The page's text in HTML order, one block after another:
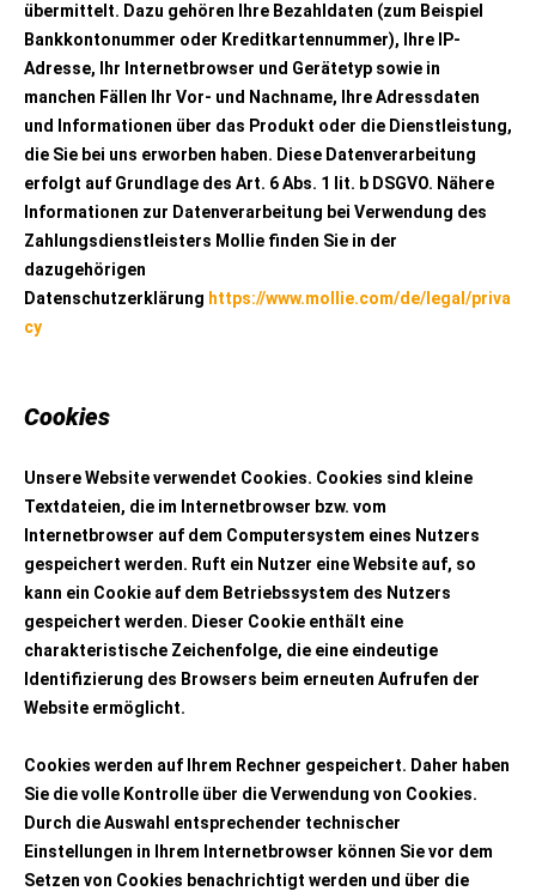
übermittelt. Dazu gehören Ihre Bezahldaten (zum Beispiel
Bankkontonummer oder Kreditkartennummer), Ihre IP-
Adresse, Ihr Internetbrowser und Gerätetyp sowie in
manchen Fällen Ihr Vor- und Nachname, Ihre Adressdaten
und Informationen über das Produkt oder die Dienstleistung,
die Sie bei uns erworben haben. Diese Datenverarbeitung
erfolgt auf Grundlage des Art. 6 Abs. 1 lit. b DSGVO. Nähere
Informationen zur Datenverarbeitung bei Verwendung des
Zahlungsdienstleisters Mollie finden Sie in der
dazugehörigen
Datenschutzerklärung https://www.mollie.com/de/legal/priva
cy
Cookies
Unsere Website verwendet Cookies. Cookies sind kleine
Textdateien, die im Internetbrowser bzw. vom
Internetbrowser auf dem Computersystem eines Nutzers
gespeichert werden. Ruft ein Nutzer eine Website auf, so
kann ein Cookie auf dem Betriebssystem des Nutzers
gespeichert werden. Dieser Cookie enthält eine
charakteristische Zeichenfolge, die eine eindeutige
Identifizierung des Browsers beim erneuten Aufrufen der
Website ermöglicht.
Cookies werden auf Ihrem Rechner gespeichert. Daher haben
Sie die volle Kontrolle über die Verwendung von Cookies.
Durch die Auswahl entsprechender technischer
Einstellungen in Ihrem Internetbrowser können Sie vor dem
Setzen von Cookies benachrichtigt werden und über die